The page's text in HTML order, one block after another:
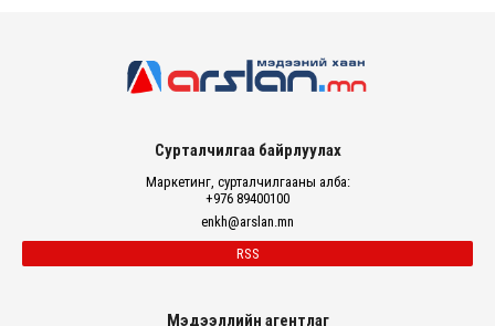
Сурталчилгаа байрлуулах
Маркетинг, сурталчилгааны алба:
+976 89400100
enkh@arslan.mn
RSS
Мэдээллийн агентлаг